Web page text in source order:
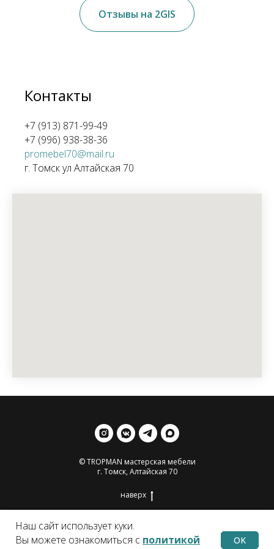
Наш сайт использует куки.
Вы можете ознакомиться с политикой
OK
Отзывы на 2GIS
Контакты
+7 (913) 871-99-49
+7 (996) 938-38-36
promebel70@mail.ru
г. Томск ул Алтайская 70
© TROPMAN мастерская мебели
г. Томск, Алтайская 70
наверх